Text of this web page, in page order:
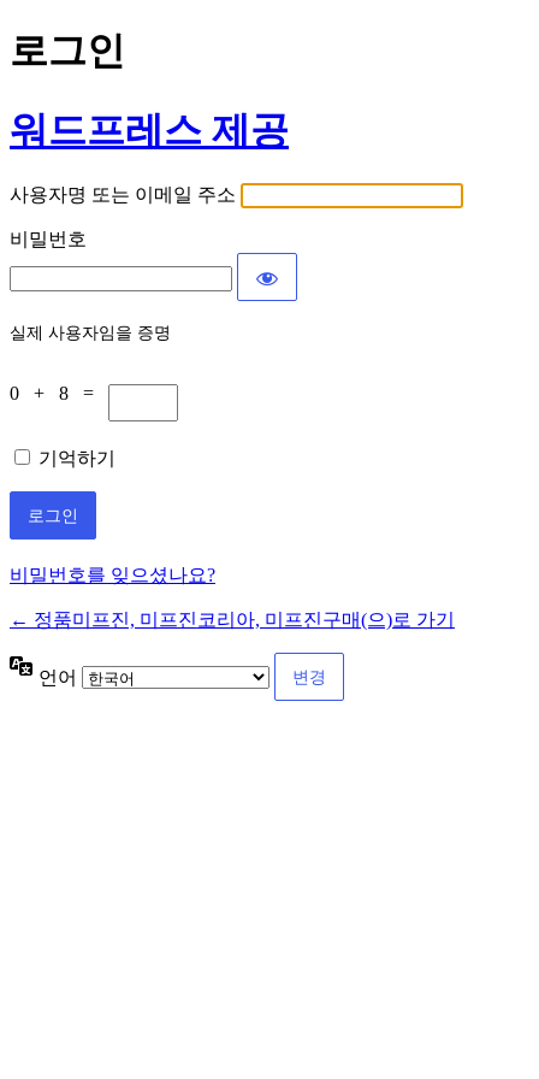
로그인
워드프레스 제공
사용자명 또는 이메일 주소
비밀번호
실제 사용자임을 증명
0 + 8 =
기억하기
비밀번호를 잊으셨나요?
← 정품미프진, 미프진코리아, 미프진구매(으)로 가기
언어